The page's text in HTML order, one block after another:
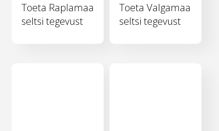
Toeta Raplamaa
seltsi tegevust
Toeta Valgamaa
seltsi tegevust